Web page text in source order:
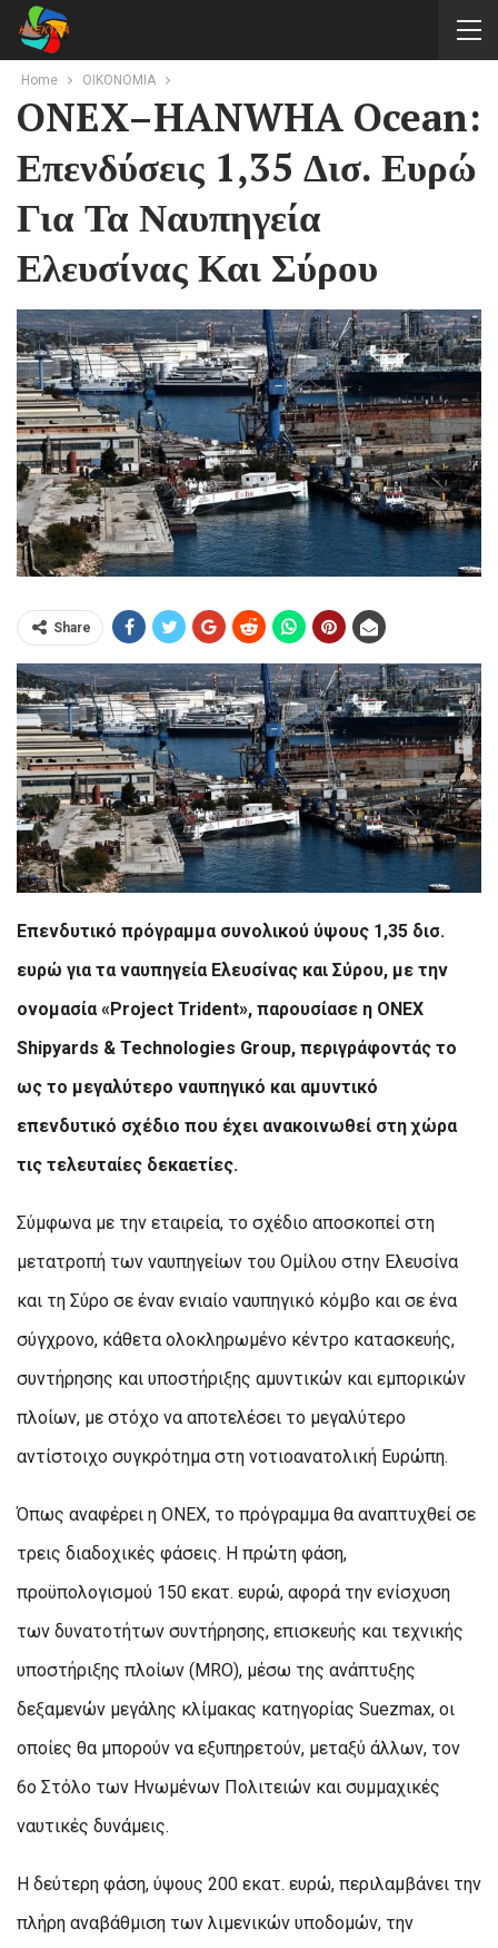
Home ΟΙΚΟΝΟΜΙΑ
ONEX–HANWHA Ocean:
Επενδύσεις 1,35 Δισ. Ευρώ
Για Τα Ναυπηγεία
Ελευσίνας Και Σύρου
Share
Επενδυτικό πρόγραμμα συνολικού ύψους 1,35 δισ.
ευρώ για τα ναυπηγεία Ελευσίνας και Σύρου, με την
ονομασία «Project Trident», παρουσίασε η ONEX
Shipyards & Technologies Group, περιγράφοντάς το
ως το μεγαλύτερο ναυπηγικό και αμυντικό
επενδυτικό σχέδιο που έχει ανακοινωθεί στη χώρα
τις τελευταίες δεκαετίες.
Σύμφωνα με την εταιρεία, το σχέδιο αποσκοπεί στη
μετατροπή των ναυπηγείων του Ομίλου στην Ελευσίνα
και τη Σύρο σε έναν ενιαίο ναυπηγικό κόμβο και σε ένα
σύγχρονο, κάθετα ολοκληρωμένο κέντρο κατασκευής,
συντήρησης και υποστήριξης αμυντικών και εμπορικών
πλοίων, με στόχο να αποτελέσει το μεγαλύτερο
αντίστοιχο συγκρότημα στη νοτιοανατολική Ευρώπη.
Όπως αναφέρει η ONEX, το πρόγραμμα θα αναπτυχθεί σε
τρεις διαδοχικές φάσεις. Η πρώτη φάση,
προϋπολογισμού 150 εκατ. ευρώ, αφορά την ενίσχυση
των δυνατοτήτων συντήρησης, επισκευής και τεχνικής
υποστήριξης πλοίων (MRO), μέσω της ανάπτυξης
δεξαμενών μεγάλης κλίμακας κατηγορίας Suezmax, οι
οποίες θα μπορούν να εξυπηρετούν, μεταξύ άλλων, τον
6ο Στόλο των Ηνωμένων Πολιτειών και συμμαχικές
ναυτικές δυνάμεις.
Η δεύτερη φάση, ύψους 200 εκατ. ευρώ, περιλαμβάνει την
πλήρη αναβάθμιση των λιμενικών υποδομών, την